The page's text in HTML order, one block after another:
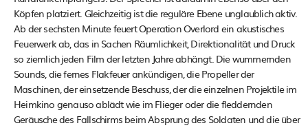
Köpfen platziert. Gleichzeitig ist die reguläre Ebene unglaublich aktiv.
Ab der sechsten Minute feuert Operation Overlord ein akustisches
Feuerwerk ab, das in Sachen Räumlichkeit, Direktionalität und Druck
so ziemlich jeden Film der letzten Jahre abhängt. Die wummernden
Sounds, die fernes Flakfeuer ankündigen, die Propeller der
Maschinen, der einsetzende Beschuss, der die einzelnen Projektile im
Heimkino genauso ablädt wie im Flieger oder die fleddernden
Geräusche des Fallschirms beim Absprung des Soldaten und die über